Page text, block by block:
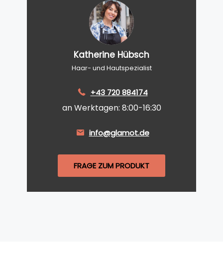
Katherine Hübsch
Haar- und Hautspezialist
+43 720 884174
an Werktagen: 8:00-16:30
info@glamot.de
FRAGE ZUM PRODUKT